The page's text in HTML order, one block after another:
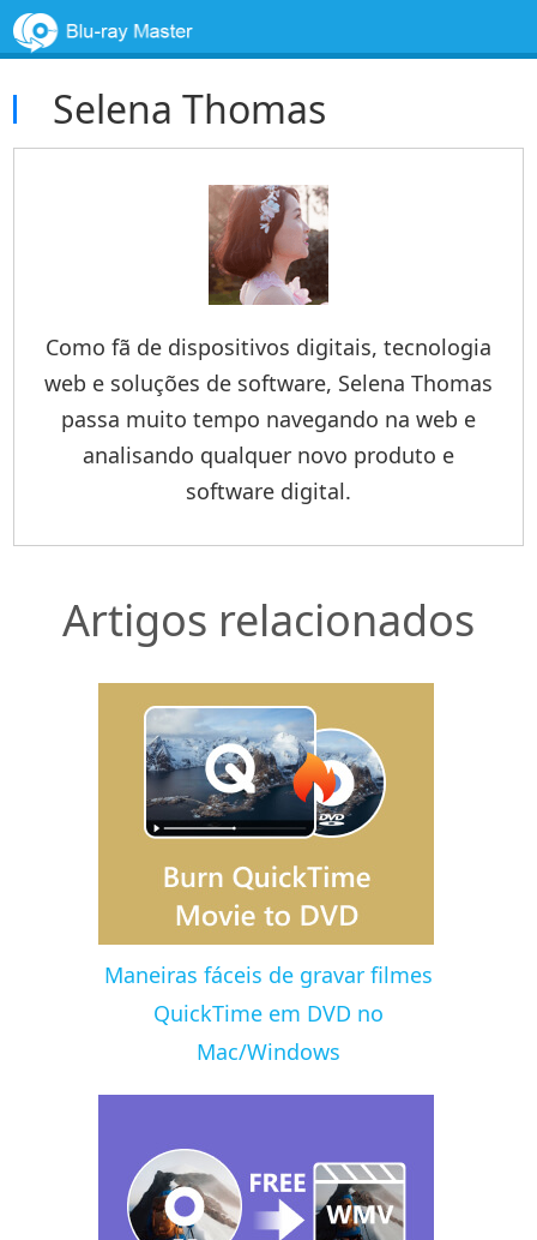
Selena Thomas
Como fã de dispositivos digitais, tecnologia
web e soluções de software, Selena Thomas
passa muito tempo navegando na web e
analisando qualquer novo produto e
software digital.
Artigos relacionados
Maneiras fáceis de gravar filmes
QuickTime em DVD no
Mac/Windows